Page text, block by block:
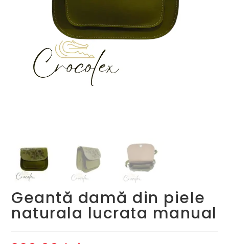
Geantă damă din piele
naturala lucrata manual